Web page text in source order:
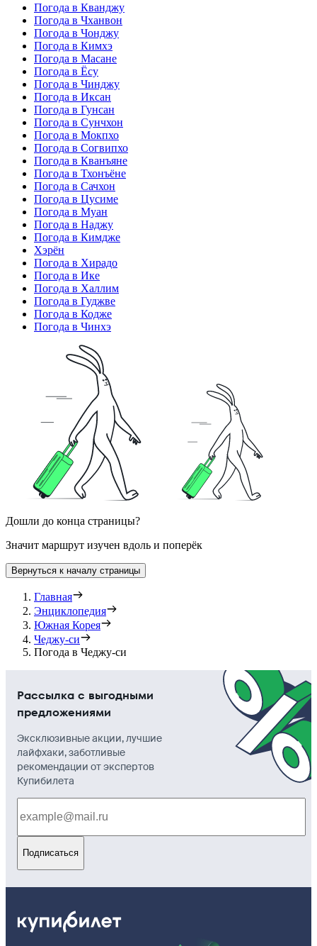
Погода в Кванджу
Погода в Чханвон
Погода в Чонджу
Погода в Кимхэ
Погода в Масане
Погода в Ёсу
Погода в Чинджу
Погода в Иксан
Погода в Гунсан
Погода в Сунчхон
Погода в Мокпхо
Погода в Согвипхо
Погода в Кванъяне
Погода в Тхонъёне
Погода в Сачхон
Погода в Цусиме
Погода в Муан
Погода в Наджу
Погода в Кимдже
Хэрён
Погода в Хирадо
Погода в Ике
Погода в Халлим
Погода в Гуджве
Погода в Кодже
Погода в Чинхэ
Дошли до конца страницы?
Значит маршрут изучен вдоль и поперёк
Вернуться к началу страницы
Главная
Энциклопедия
Южная Корея
Чеджу-си
Погода в Чеджу-си
Рассылка с выгодными
предложениями
Эксклюзивные акции, лучшие
лайфхаки, заботливые
рекомендации от экспертов
Купибилета
Подписаться